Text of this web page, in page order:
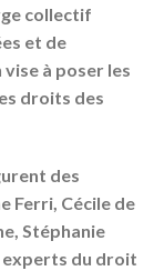
collectif
et de
à poser les
droits des
des
Ferri, Cécile de
Stéphanie
experts du droit